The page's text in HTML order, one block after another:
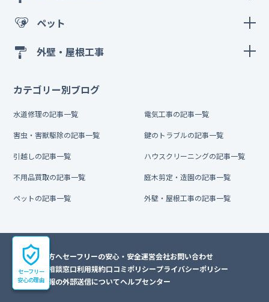
セーフリー
安心の理由
ペット
外壁・屋根工事
カテゴリー別ブログ
水道修理の記事一覧 電気工事の記事一覧
害虫・害獣駆除の記事一覧 鍵のトラブルの記事一覧
引越しの記事一覧 ハウスクリーニングの記事一覧
不用品買取の記事一覧 庭木剪定・造園の記事一覧
ペットの記事一覧 外壁・屋根工事の記事一覧
初めての方へセーフリーの安心・安全運営会社お問い合わせ
トラブル相談窓口利用規約口コミポリシープライバシーポリシー
利用者情報の外部送信についてヘルプセンター